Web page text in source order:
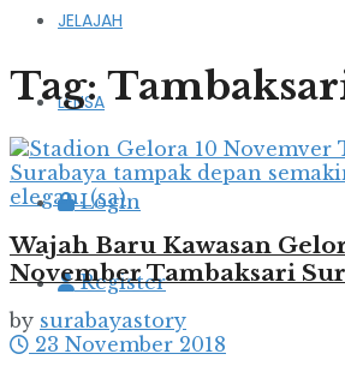
JELAJAH
LENSA
Login
Register
Tag:
Wajah Baru Kawasan
November Tambaksari
by surabayastory
23 November 2018